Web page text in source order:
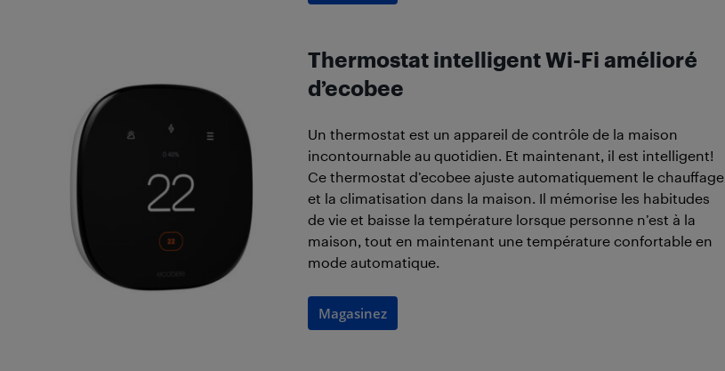
Thermostat intelligent Wi-Fi amélioré
d’ecobee
Un thermostat est un appareil de contrôle de la maison
incontournable au quotidien. Et maintenant, il est intelligent!
Ce thermostat d’ecobee ajuste automatiquement le chauffage
et la climatisation dans la maison. Il mémorise les habitudes
de vie et baisse la température lorsque personne n’est à la
maison, tout en maintenant une température confortable en
mode automatique.
Magasinez